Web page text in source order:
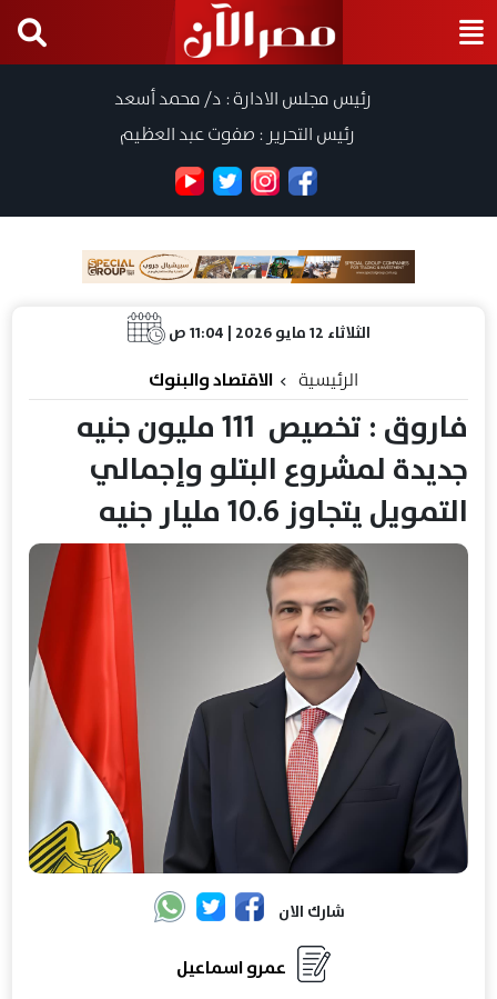
رئيس مجلس الادارة : د/ محمد أسعد
رئيس التحرير : صفوت عبد العظيم
الثلاثاء 12 مايو 2026 | 11:04 ص
الرئيسية الاقتصاد والبنوك
فاروق : تخصيص 111 مليون جنيه
جديدة لمشروع البتلو وإجمالي
التمويل يتجاوز 10.6 مليار جنيه
شارك الان
عمرو اسماعيل